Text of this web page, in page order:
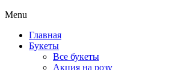
Menu
Главная
Букеты
Все букеты
Акция на розу